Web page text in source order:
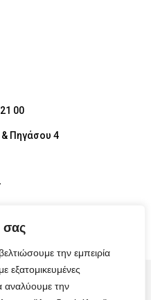
σας
την εμπειρία
εξατομικευμένες
αναλύουμε την
00
& Πηγάσου 4
RESERVED​